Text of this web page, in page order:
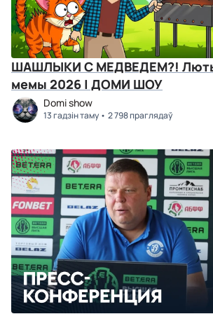
ШАШЛЫКИ С МЕДВЕДЕМ?! Лютые приколы и
мемы 2026 | ДОМИ ШОУ
Domi show
13 гадзін таму 2 798 праглядаў